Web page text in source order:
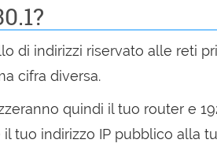
di indirizzi riservato alle reti
cifra diversa.
quindi il tuo router e
tuo indirizzo IP pubblico alla